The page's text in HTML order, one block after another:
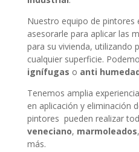
Nuestro equipo de pintores
asesorarle para aplicar las
para su vivienda, utilizando
cualquier superficie.
ignífugas o anti
Tenemos amplia
en aplicación y eliminación
pintores pueden realizar
veneciano, marmoleados,
más.